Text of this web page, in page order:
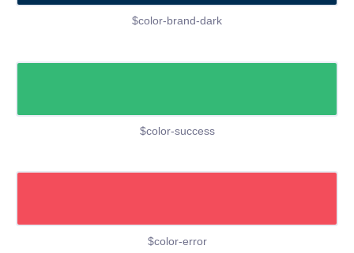
$color-brand-dark
$color-success
$color-error